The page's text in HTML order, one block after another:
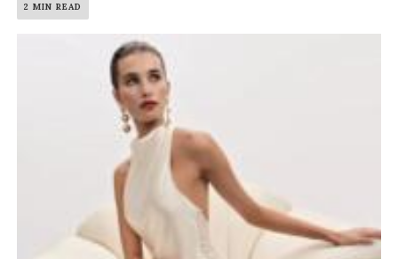
2 MIN READ